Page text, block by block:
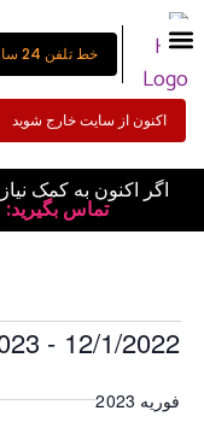
خط تلفن 24 ساعته
اکنون از سایت خارج شوید
اگر اکنون به کمک نیاز
تماس بگیرید:
12/1/2022
-
را
انتخاب
فوریه 2023